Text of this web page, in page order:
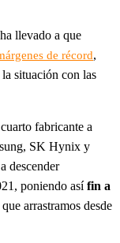
llevado a que
de récord,
situación con las
fabricante a
SK Hynix y
descender
poniendo asífin a
arrastramos desde